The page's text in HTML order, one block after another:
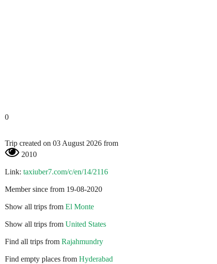
0
Trip created on 03 August 2026 from
2010
Link: taxiuber7.com/c/en/14/2116
Member since from 19-08-2020
Show all trips from El Monte
Show all trips from United States
Find all trips from Rajahmundry
Find empty places from Hyderabad